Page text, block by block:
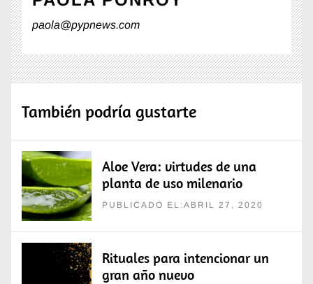
paola@pypnews.com
También podría gustarte
Aloe Vera: virtudes de una
planta de uso milenario
PUBLICADO EL:ABRIL 27, 2020
Rituales para intencionar un
gran año nuevo